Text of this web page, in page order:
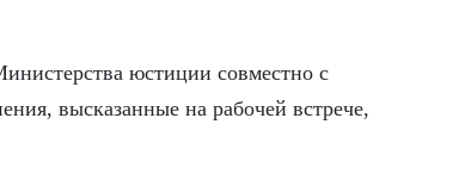
юстиции совместно с
высказанные на рабочей встрече,